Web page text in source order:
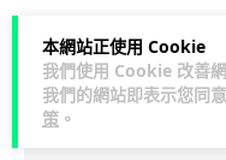
本網站正使用 Cookie
我們使用 Cookie 改善
我們的網站即表示您同
策 。
科技娛樂 生活娛樂
Lawton